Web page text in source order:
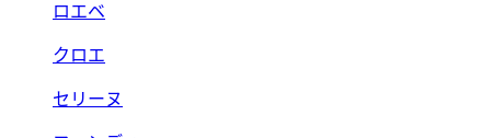
ロエベ
クロエ
セリーヌ